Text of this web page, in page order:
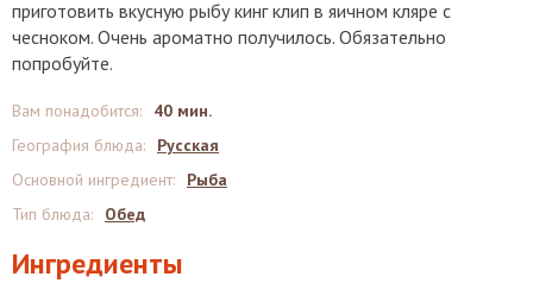
приготовить вкусную рыбу кинг клип в яичном кляре с
чесноком. Очень ароматно получилось. Обязательно
попробуйте.
Ингредиенты
Вам понадобится:
40 мин.
География блюда:
Русская
Основной ингредиент:
Рыба
Тип блюда: Обед